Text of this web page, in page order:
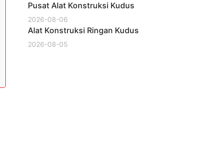
Pusat Alat Konstruksi Kudus
2026-08-06
Alat Konstruksi Ringan Kudus
2026-08-05